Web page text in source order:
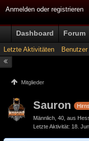
Anmelden oder registrieren
Dashboard Forum
Letzte Aktivitäten
Mitglieder
Sauron
Männlich 40 aus
Letzte Aktivität 18.